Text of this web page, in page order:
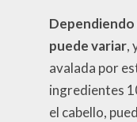
Dependiendo
puede variar,
avalada por
ingredientes
el cabello,